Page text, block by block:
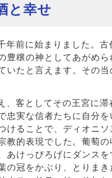
と幸せ
前に始まりました。
豊穣の神としてあがめ
いたと言えます。その
、客としてその王宮に
忠実な信者たちに自分
けることで、ディオニ
教的表現でした。葡萄
あけっぴろげにダンス
の冠をかぶり、とりま